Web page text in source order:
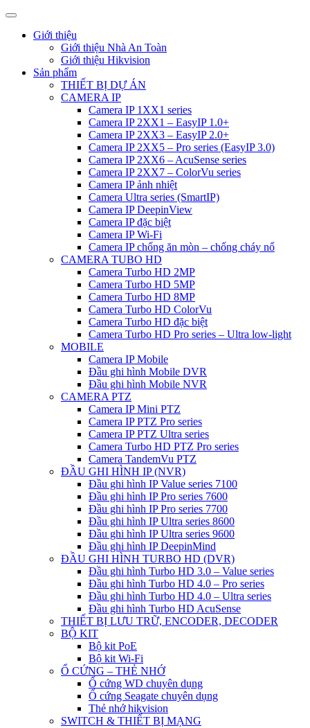
Giới thiệu
Giới thiệu Nhà An Toàn
Giới thiệu Hikvision
Sản phẩm
THIẾT BỊ DỰ ÁN
CAMERA IP
Camera IP 1XX1 series
Camera IP 2XX1 – EasyIP 1.0+
Camera IP 2XX3 – EasyIP 2.0+
Camera IP 2XX5 – Pro series (EasyIP 3.0)
Camera IP 2XX6 – AcuSense series
Camera IP 2XX7 – ColorVu series
Camera IP ảnh nhiệt
Camera Ultra series (SmartIP)
Camera IP DeepinView
Camera IP đặc biệt
Camera IP Wi-Fi
Camera IP chống ăn mòn – chống cháy nổ
CAMERA TUBO HD
Camera Turbo HD 2MP
Camera Turbo HD 5MP
Camera Turbo HD 8MP
Camera Turbo HD ColorVu
Camera Turbo HD đặc biệt
Camera Turbo HD Pro series – Ultra low-light
MOBILE
Camera IP Mobile
Đầu ghi hình Mobile DVR
Đầu ghi hình Mobile NVR
CAMERA PTZ
Camera IP Mini PTZ
Camera IP PTZ Pro series
Camera IP PTZ Ultra series
Camera Turbo HD PTZ Pro series
Camera TandemVu PTZ
ĐẦU GHI HÌNH IP (NVR)
Đầu ghi hình IP Value series 7100
Đầu ghi hình IP Pro series 7600
Đầu ghi hình IP Pro series 7700
Đầu ghi hình IP Ultra series 8600
Đầu ghi hình IP Ultra series 9600
Đầu ghi hình IP DeepinMind
ĐẦU GHI HÌNH TURBO HD (DVR)
Đầu ghi hình Turbo HD 3.0 – Value series
Đầu ghi hình Turbo HD 4.0 – Pro series
Đầu ghi hình Turbo HD 4.0 – Ultra series
Đầu ghi hình Turbo HD AcuSense
THIẾT BỊ LƯU TRỮ, ENCODER, DECODER
BỘ KIT
Bộ kit PoE
Bộ kit Wi-Fi
Ổ CỨNG – THẺ NHỚ
Ổ cứng WD chuyên dụng
Ổ cứng Seagate chuyên dụng
Thẻ nhớ hikvision
SWITCH & THIẾT BỊ MẠNG